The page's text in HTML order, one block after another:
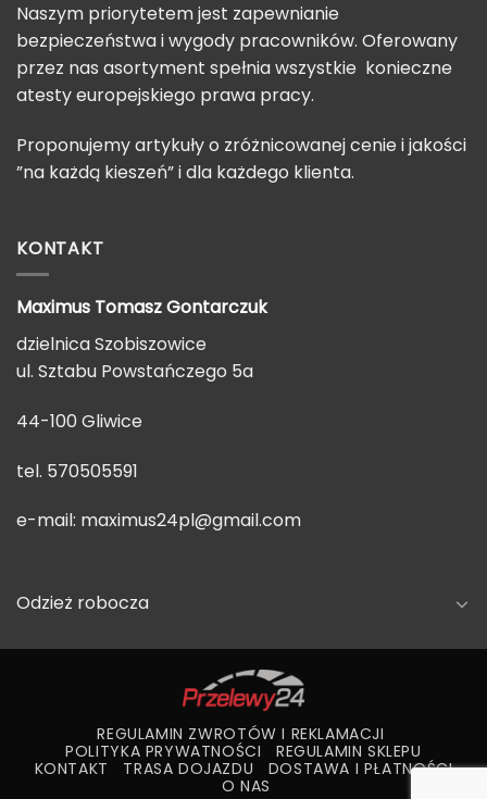
Naszym priorytetem jest zapewnianie
bezpieczeństwa i wygody pracowników. Oferowany
przez nas asortyment spełnia wszystkie konieczne
atesty europejskiego prawa pracy.
Proponujemy artykuły o zróżnicowanej cenie i jakości
”na każdą kieszeń” i dla każdego klienta.
KONTAKT
Maximus TomaszGontarczuk
dzielnica Szobiszowice
ul. Sztabu Powstańczego 5a
44-100 Gliwice
tel. 570505591
e-mail: maximus24pl@gmail.com
Odzież robocza
REGULAMIN ZWROTÓW I REKLAMACJI
POLITYKA PRYWATNOŚCI
REGULAMIN SKLEPU
KONTAKT
TRASA DOJAZDU
DOSTAWA I PŁATNOŚCI
O NAS